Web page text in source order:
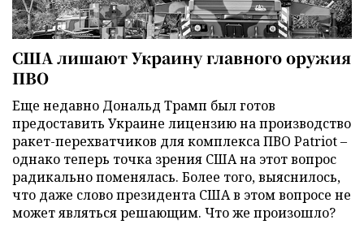
США лишают Украину главного оружия
ПВО
Еще недавно Дональд Трамп был готов
предоставить Украине лицензию на производство
ракет-перехватчиков для комплекса ПВО Patriot –
однако теперь точка зрения США на этот вопрос
радикально поменялась. Более того, выяснилось,
что даже слово президента США в этом вопросе не
может являться решающим. Что же произошло?